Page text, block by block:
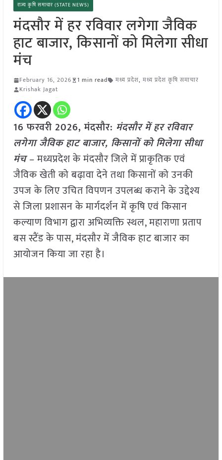
राज्य कृषि समाचार (STATE NEWS)
मंदसौर में हर रविवार लगेगा जैविक
हाट बाजार, किसानों को मिलेगा सीधा
मंच
February 16, 2026 1 min read मध्य प्रदेश, मध्य प्रदेश कृषि समाचार
Krishak Jagat
16 फरवरी 2026,मंदसौर: मंदसौर में हर रविवार
लगेगा जैविक हाट बाजार, किसानों को मिलेगा सीधा
मंच– मध्यप्रदेश के मंदसौर जिले में प्राकृतिक एवं
जैविक खेती को बढ़ावा देने तथा किसानों को उनकी
उपज के लिए उचित विपणन उपलब्ध कराने के उद्देश्य
से जिला प्रशासन के मार्गदर्शन में कृषि एवं किसान
कल्याण विभाग द्वारा अभिव्यक्ति स्थल, महाराणा प्रताप
बस स्टैंड के पास, मंदसौर में जैविक हाट बाजार का
आयोजन किया जा रहा है।